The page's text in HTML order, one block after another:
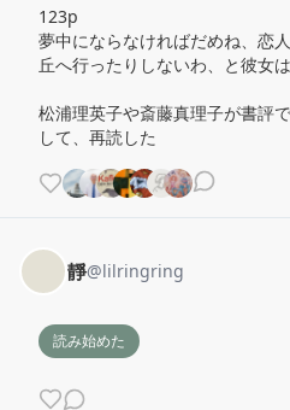
123p
夢中にならなければだめね、恋
丘へ行ったりしないわ、と彼女
松浦理英子や斎藤真理子が書評
して、再読した
靜@lilringring
読み始めた